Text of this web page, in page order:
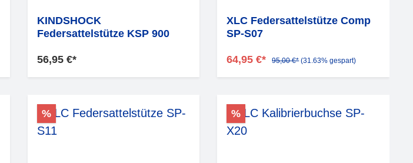
KINDSHOCK
Federsattelstütze KSP 900
56,95 €*
XLC Federsattelstütze Comp
SP-S07
64,95 €* 95,00 €* (31.63% gespart)
% %